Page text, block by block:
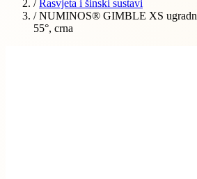
/ Rasvjeta i šinski sustavi
/ NUMINOS® GIMBLE XS
55°, crna